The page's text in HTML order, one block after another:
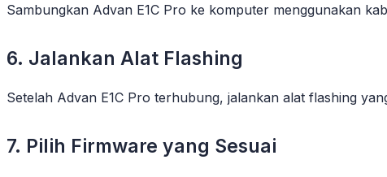
Sambungkan Advan E1C Pro ke komputer menggunakan
6. Jalankan Alat Flashing
Setelah Advan E1C Pro terhubung, jalankan alat flashing
7. Pilih Firmware yang Sesuai